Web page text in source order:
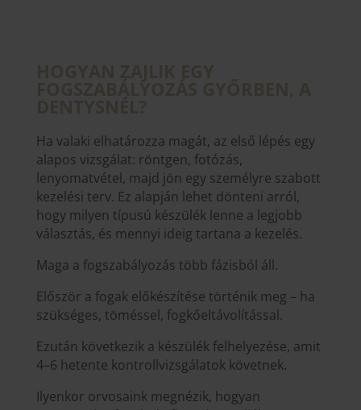
Ha valaki elhatározza magát, az első lépés egy
alapos vizsgálat: röntgen, fotózás,
lenyomatvétel, majd jön egy személyre szabott
kezelési terv. Ez alapján lehet dönteni arról,
hogy milyen típusú készülék lenne a legjobb
választás, és mennyi ideig tartana a kezelés.
Maga a fogszabályozás több fázisból áll.
Először a fogak előkészítése történik meg – ha
szükséges, töméssel, fogkőeltávolítással.
Ezután következik a készülék felhelyezése, amit
4–6 hetente kontrollvizsgálatok követnek.
Ilyenkor orvosaink megnézik, hogyan